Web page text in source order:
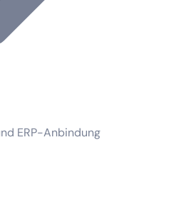
ERP-Anbindung